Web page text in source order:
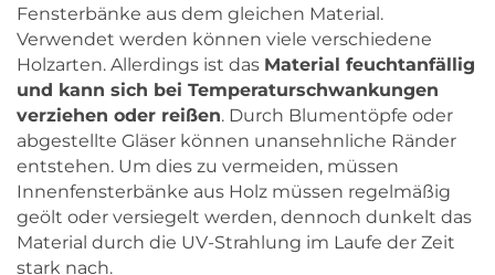
Fensterbänke aus dem gleichen Material.
Verwendet werden können viele verschiedene
Holzarten. Allerdings ist das Material feuchtanfällig
und kann sich bei Temperaturschwankungen
verziehen oder reißen. Durch Blumentöpfe oder
abgestellte Gläser können unansehnliche Ränder
entstehen. Um dies zu vermeiden, müssen
Innenfensterbänke aus Holz müssen regelmäßig
geölt oder versiegelt werden, dennoch dunkelt das
Material durch die UV-Strahlung im Laufe der Zeit
stark nach.